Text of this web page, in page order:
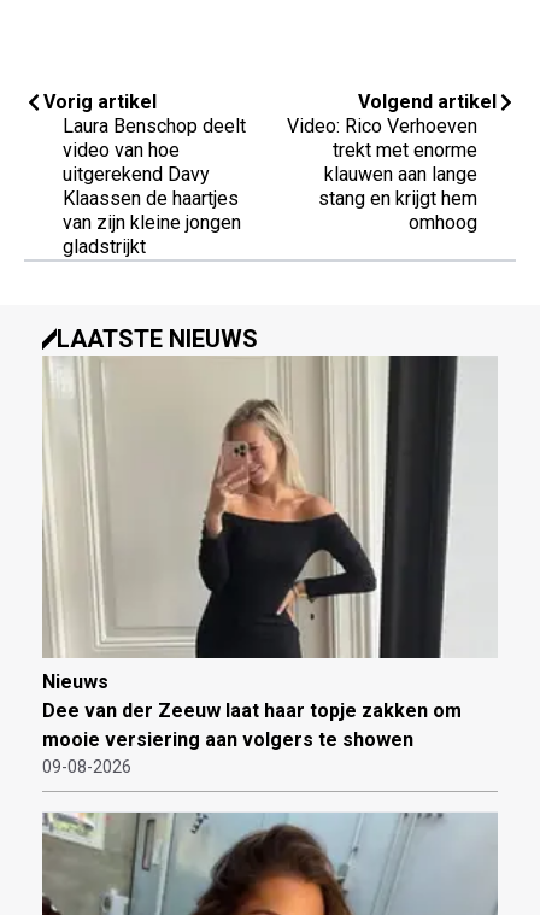
Vorig artikel
Laura Benschop deelt
video van hoe
uitgerekend Davy
Klaassen de haartjes
van zijn kleine jongen
gladstrijkt
Volgend artikel
Video: Rico Verhoeven
trekt met enorme
klauwen aan lange
stang en krijgt hem
omhoog
LAATSTE NIEUWS
Nieuws
Dee van der Zeeuw laat haar topje zakken om
mooie versiering aan volgers te showen
09-08-2026